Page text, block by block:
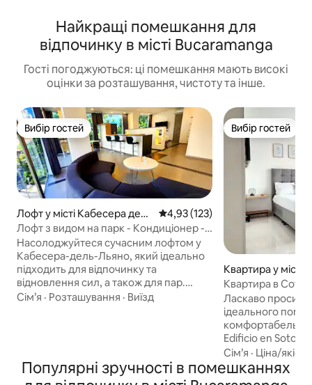
Найкращі помешкання для
відпочинку в місті Bucaramanga
Гості погоджуються: ці помешкання мають високі
оцінки за розташування, чистоту та інше.
Вибір гостей
Вибір гостей
Лофт у місті Кабесера дель
Янно
Середня оцінка: 4,93 з 5,
4,93 (123)
Лофт з видом на парк - Кондиціонер -
Гамак - Узголів'я
Насолоджуйтеся сучасним лофтом у
Кабесера-дель-Льяно, який ідеально
підходить для відпочинку та
відновлення сил, а також для пар.
Ліжко розміру King size, 55-дюймовий
обладнана кухня, кондиціонер, Wi-Fi із
резервним джерелом живлення та
Сім’я · Розташування · Виїзд
Вибір гостей
Вибір гостей
Квартира у
Квартира в
розташування!
Ласкаво
ідеального
Edificio en
неперевершене
парком Turbay,
Valencia та в
Сім’я · Ціна/якість
Популярні зручності в помешканнях